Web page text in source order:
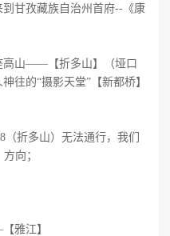
甘孜藏族自治州首府--《康
高山——【折多山】（垭口
往的“摄影天堂”【新都桥】
折多山）无法通行，我们
向；
雅江】